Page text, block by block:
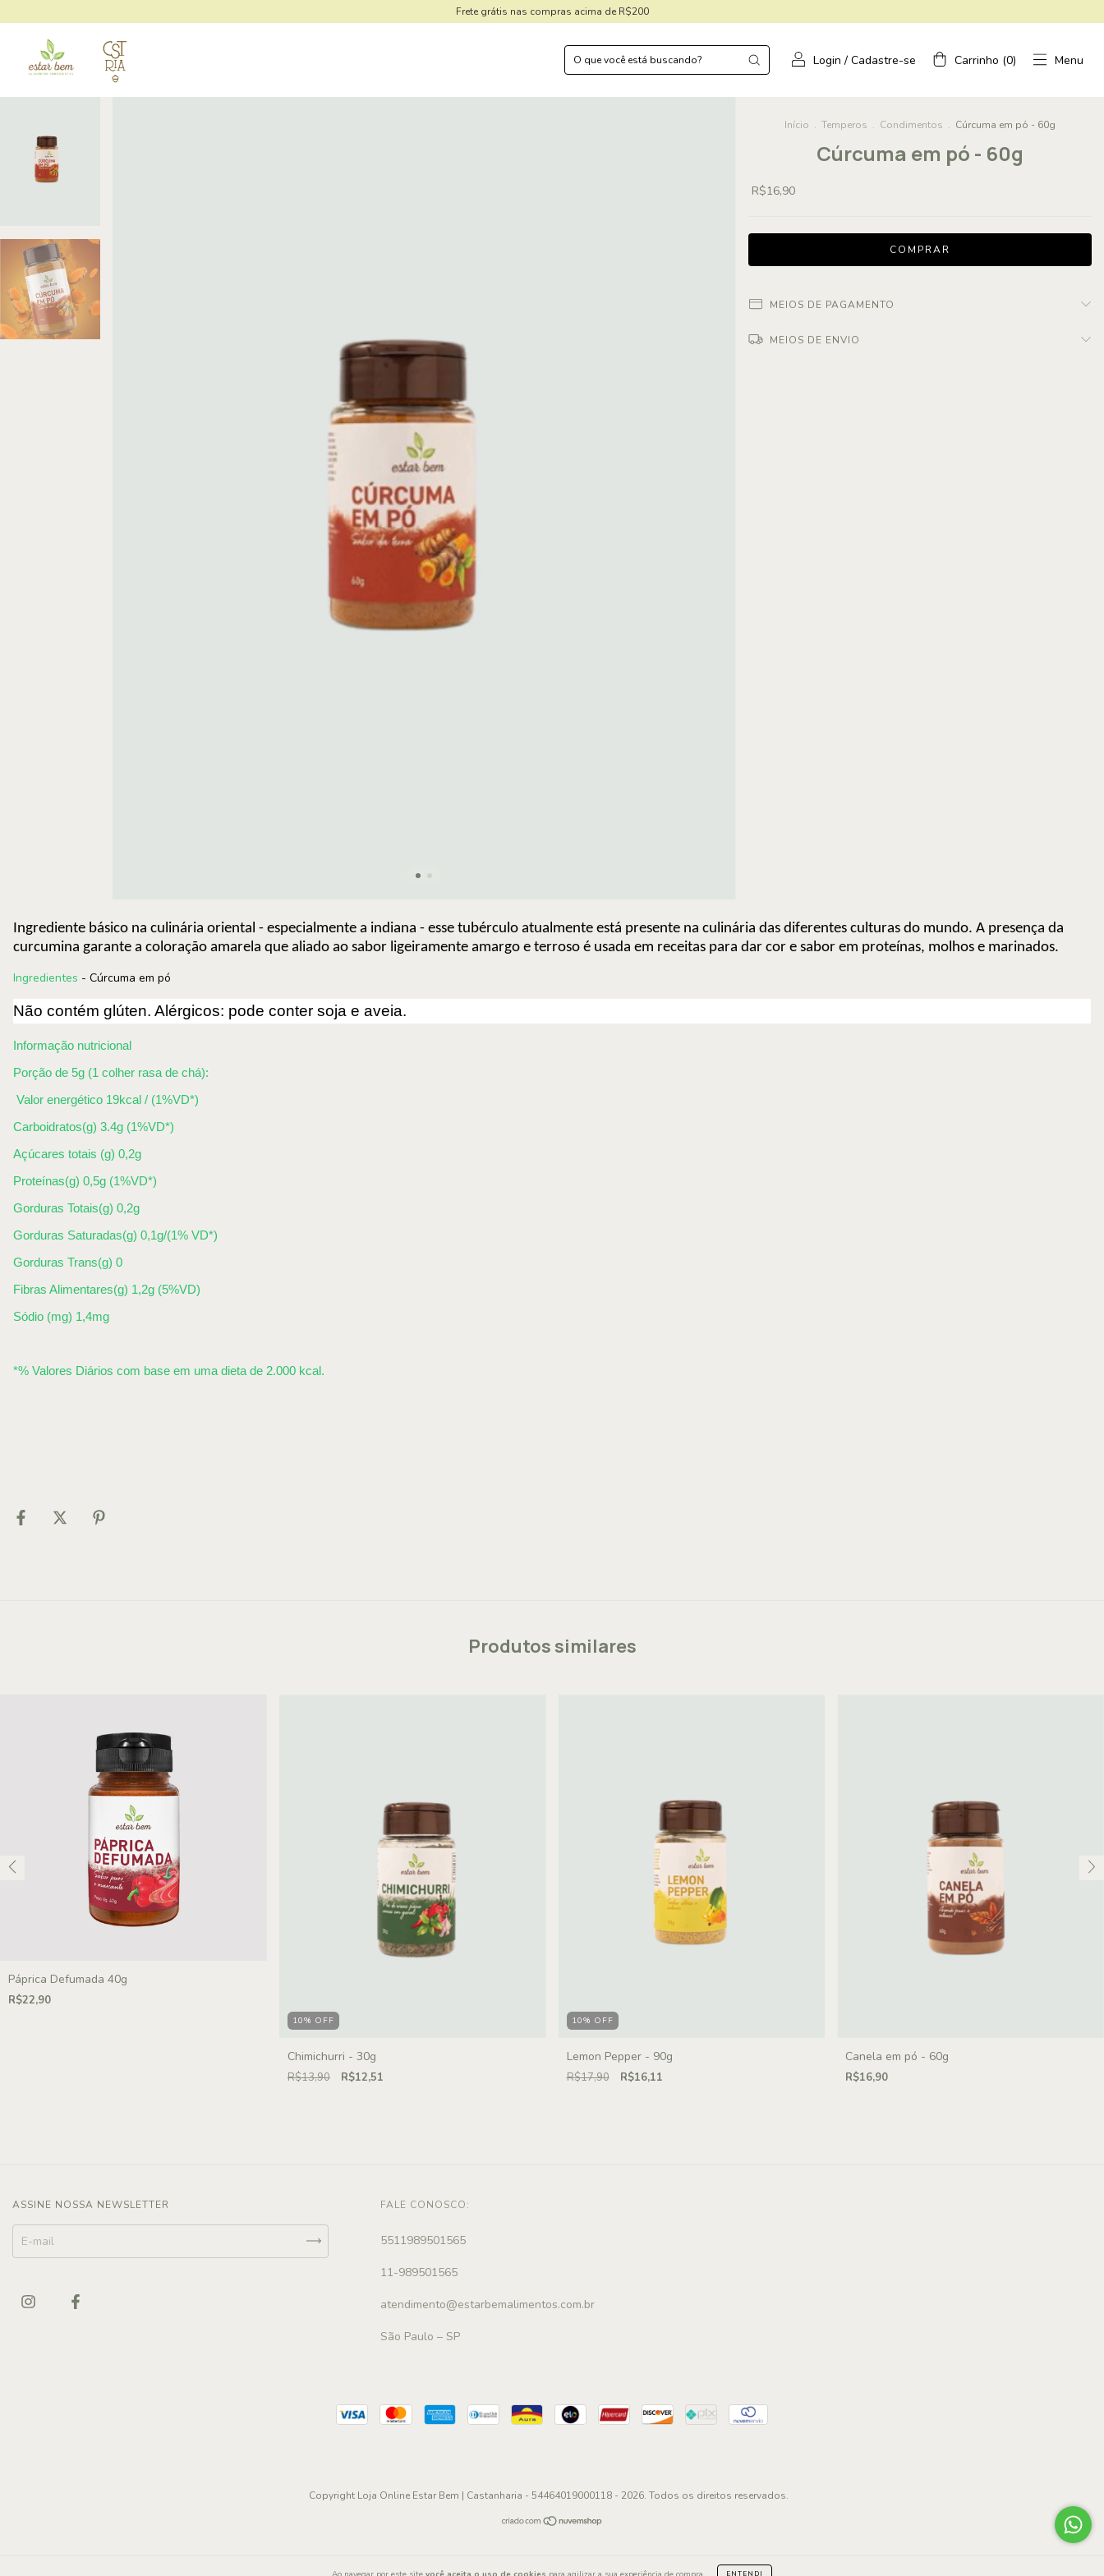
Frete grátis nas compras acima de R$200
Menu
Login / Cadastre-se Carrinho (0)
ENTENDI
Início . Temperos . Condimentos . Cúrcuma em pó - 60g
Cúrcuma em pó - 60g
R$16,90
MEIOS DE PAGAMENTO
MEIOS DE ENVIO
Ingrediente básico na culinária oriental - especialmente a indiana - esse tubérculo atualmente está presente na culinária das diferentes culturas do mundo. A presença da
curcumina garante a coloração amarela que aliado ao sabor ligeiramente amargo e terroso é usada em receitas para dar cor e sabor em proteínas, molhos e marinados.
Ingredientes - Cúrcuma em pó
Não contém glúten. Alérgicos: pode conter soja e aveia.
Informação nutricional
Porção de 5g (1 colher rasa de chá):
Valor energético 19kcal / (1%VD*)
Carboidratos(g) 3.4g (1%VD*)
Açúcares totais (g) 0,2g
Proteínas(g) 0,5g (1%VD*)
Gorduras Totais(g) 0,2g
Gorduras Saturadas(g) 0,1g/(1% VD*)
Gorduras Trans(g) 0
Fibras Alimentares(g) 1,2g (5%VD)
Sódio (mg) 1,4mg
*% Valores Diários com base em uma dieta de 2.000 kcal.
Produtos similares
Páprica Defumada 40g
R$22,90
10% OFF
Chimichurri - 30g
R$13,90 R$12,51
10% OFF
Lemon Pepper - 90g
R$17,90 R$16,11
Canela em pó - 60g
R$16,90
ASSINE NOSSA NEWSLETTER FALE CONOSCO:
5511989501565
11-989501565
atendimento@estarbemalimentos.com.br
São Paulo – SP
Copyright Loja Online Estar Bem | Castanharia - 54464019000118 - 2026. Todos os direitos reservados.